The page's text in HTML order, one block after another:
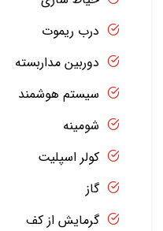
درب ریموت
دوربین مداربسته
سیستم هوشمند
شومینه
کولر اسپلیت
گاز
گرمایش از کف